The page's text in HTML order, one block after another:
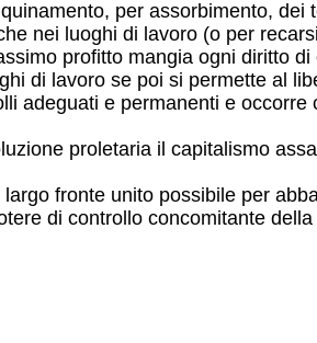
per assorbimento, dei
nei luoghi di lavoro (o per
profitto mangia ogni diritto
di lavoro se poi si permette al
adeguati e permanenti e
proletaria il capitalismo
fronte unito possibile per
di controllo concomitante